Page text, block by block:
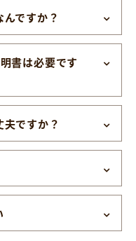
ですか？
書は必要です
ですか？